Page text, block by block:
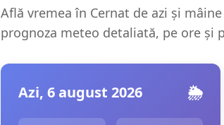
Află vremea în Cernat de azi și
prognoza meteo detaliată, pe ore și
Azi, 6 august 2026 🌦️